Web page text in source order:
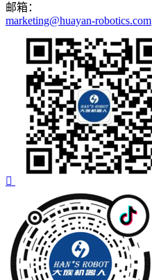
邮箱：
marketing@huayan-robotics.com